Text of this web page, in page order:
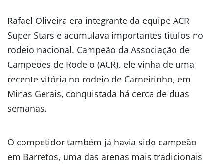
Rafael Oliveira era integrante da equipe ACR
Super Stars e acumulava importantes títulos no
rodeio nacional. Campeão da Associação de
Campeões de Rodeio (ACR), ele vinha de uma
recente vitória no rodeio de Carneirinho, em
Minas Gerais, conquistada há cerca de duas
semanas.
O competidor também já havia sido campeão
em Barretos, uma das arenas mais tradicionais